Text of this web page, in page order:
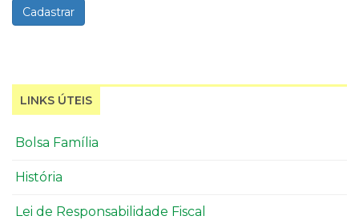
LINKS ÚTEIS
Bolsa Família
História
Lei de Responsabilidade Fiscal